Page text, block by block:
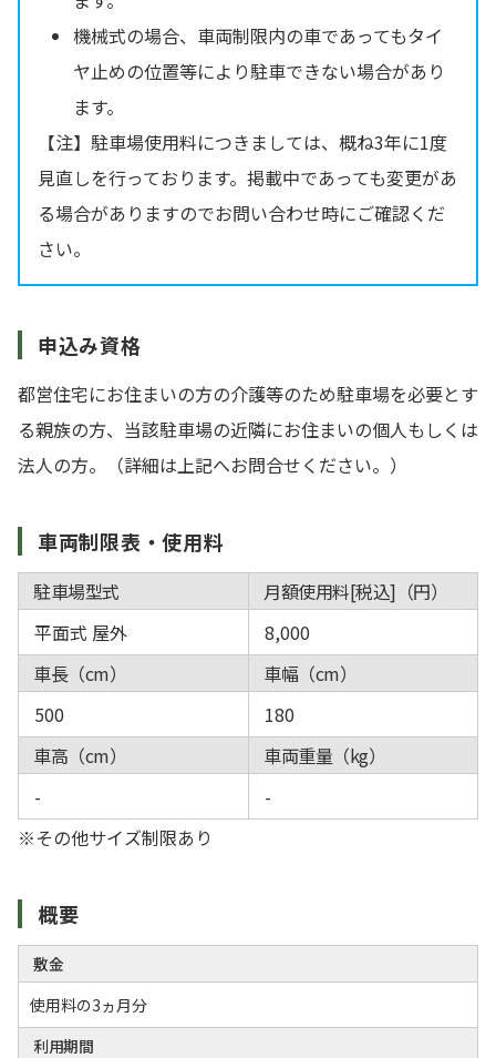
機械式の場合、車両制限内の車であってもタイ
ヤ止めの位置等により駐車できない場合があり
ます。
【注】駐車場使用料につきましては、概ね3年に1度
見直しを行っております。掲載中であっても変更があ
る場合がありますのでお問い合わせ時にご確認くだ
さい。
申込み資格
都営住宅にお住まいの方の介護等のため駐車場を必要とす
る親族の方、当該駐車場の近隣にお住まいの個人もしくは
法人の方。（詳細は上記へお問合せください。）
車両制限表・使用料
駐車場型式
月額使用料[税込]（円）
平面式 屋外
8,000
車長（cm）
車幅（cm）
500
180
車高（cm）
車両重量（kg）
-
-
※その他サイズ制限あり
概要
敷金
使用料の3ヵ月分
利用期間